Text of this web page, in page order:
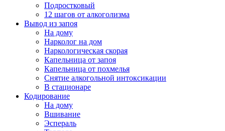
Подростковый
12 шагов от алкоголизма
Вывод из запоя
На дому
Нарколог на дом
Наркологическая скорая
Капельница от запоя
Капельница от похмелья
Снятие алкогольной интоксикации
В стационаре
Кодирование
На дому
Вшивание
Эспераль